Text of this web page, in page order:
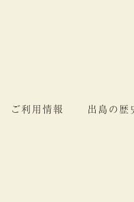
ご利用情報 出島の歴